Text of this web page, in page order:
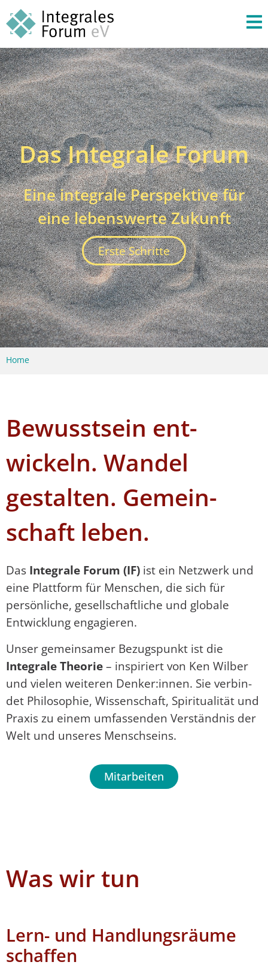
Das Integrale Forum
Eine integrale Perspektive für
eine lebenswerte Zukunft
Erste Schritte
Home
Bewusstsein ent­
wickeln. Wandel
gestal­ten. Gemein­
schaft leben.
Das Integrale Forum (IF) ist ein Netzwerk und
eine Plattform für Menschen, die sich für
persönliche, gesellschaftliche und globale
Entwicklung engagieren.
Unser gemeinsamer Bezugspunkt ist die
Integrale Theorie– inspiriert von Ken Wilber
und vielen weiteren Denker:innen. Sie ver­bin­
det Philosophie, Wissenschaft, Spiritualität und
Praxis zu einem umfassenden Ver­ständ­nis der
Welt und unseres Menschseins.
Mitarbeiten
Was wir tun
Lern- und Handlungsräume
schaffen